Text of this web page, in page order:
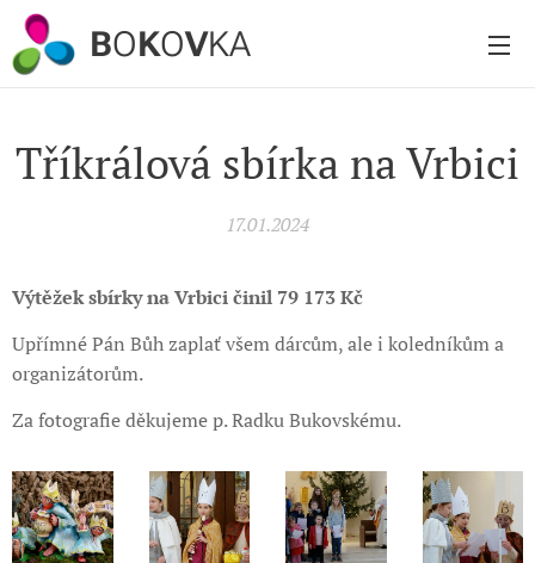
BOKOVKA
Tříkrálová sbírka na Vrbici
17.01.2024
Výtěžek sbírky na Vrbici činil 79 173 Kč
Upřímné Pán Bůh zaplať všem dárcům, ale i koledníkům a
organizátorům.
Za fotografie děkujeme p. Radku Bukovskému.